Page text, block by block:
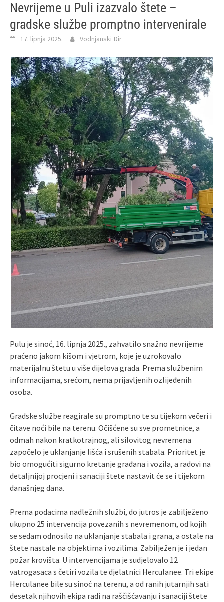
Nevrijeme u Puli izazvalo štete –
gradske službe promptno intervenirale
17. lipnja 2025. Vodnjanski Đir
Pulu je sinoć, 16. lipnja 2025., zahvatilo snažno nevrijeme
praćeno jakom kišom i vjetrom, koje je uzrokovalo
materijalnu štetu u više dijelova grada. Prema službenim
informacijama, srećom, nema prijavljenih ozlijeđenih
osoba.
Gradske službe reagirale su promptno te su tijekom večeri i
čitave noći bile na terenu. Očišćene su sve prometnice, a
odmah nakon kratkotrajnog, ali silovitog nevremena
započelo je uklanjanje lišća i srušenih stabala. Prioritet je
bio omogućiti sigurno kretanje građana i vozila, a radovi na
detaljnijoj procjeni i sanaciji štete nastavit će se i tijekom
današnjeg dana.
Prema podacima nadležnih službi, do jutros je zabilježeno
ukupno 25 intervencija povezanih s nevremenom, od kojih
se sedam odnosilo na uklanjanje stabala i grana, a ostale na
štete nastale na objektima i vozilima. Zabilježen je i jedan
požar krovišta. U intervencijama je sudjelovalo 12
vatrogasaca s četiri vozila te djelatnici Herculanee. Tri ekipe
Herculanee bile su sinoć na terenu, a od ranih jutarnjih sati
desetak njihovih ekipa radi na raščišćavanju i sanaciji štete